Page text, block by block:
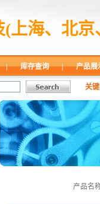
(上海、北
| 库存查询 | 产品展
关
产品名